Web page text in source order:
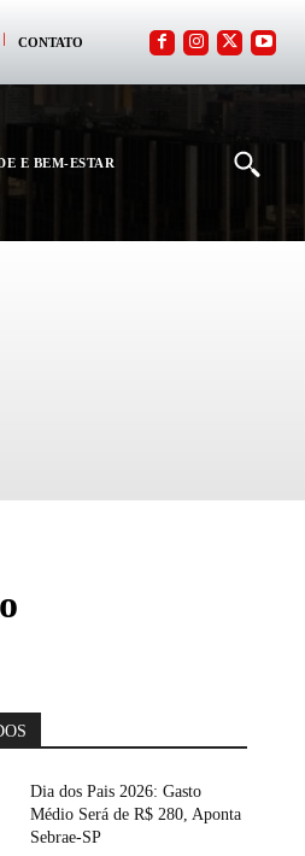
CONTATO
E BEM-ESTAR
Dia dos Pais 2026: Gasto
Médio Será de R$ 280, Aponta
Sebrae-SP